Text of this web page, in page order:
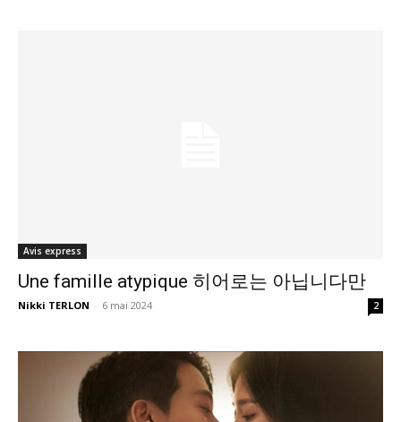
Avis express
Une famille atypique 히어로는 아닙니다만
Nikki TERLON - 6 mai 2024 2